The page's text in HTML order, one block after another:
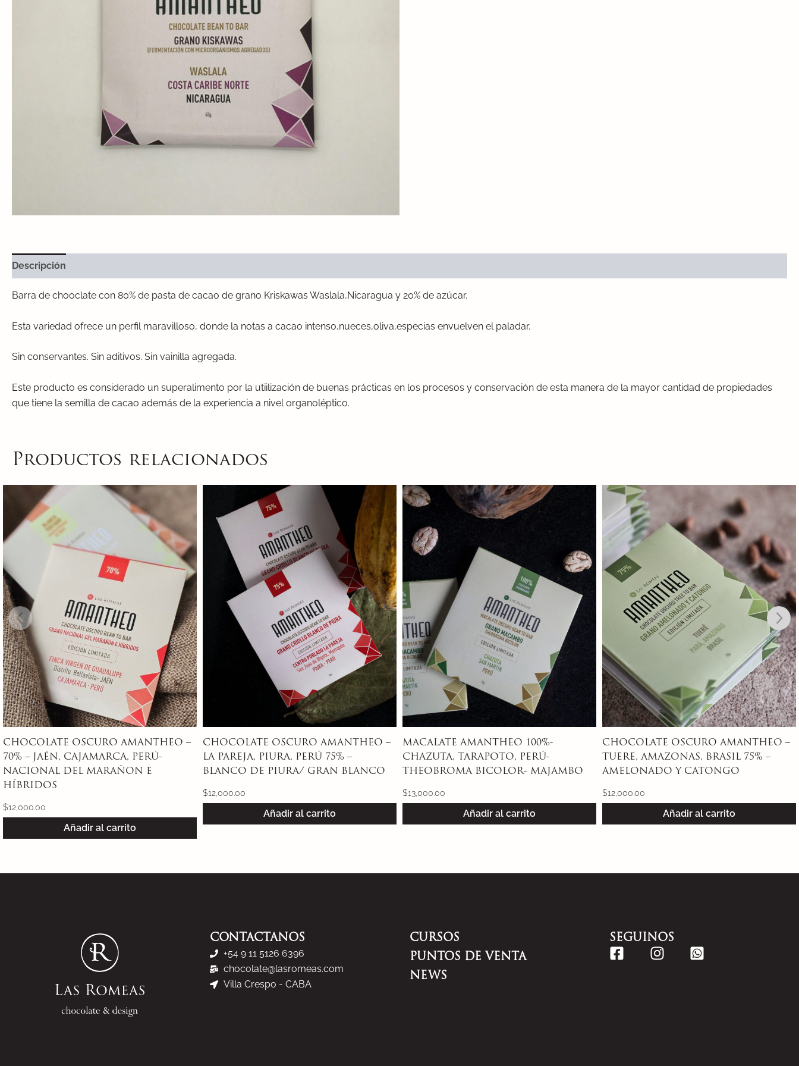
Descripción
Barra de chooclate con 80% de pasta de cacao de grano Kriskawas Waslala,Nicaragua y 20% de azúcar.
Esta variedad ofrece un perfil maravilloso, donde la notas a cacao intenso,nueces,oliva,especias envuelven el paladar.
Sin conservantes. Sin aditivos. Sin vainilla agregada.
Este producto es considerado un superalimento por la utiilización de buenas prácticas en los procesos y conservación de esta manera de la mayor cantidad de propiedades
que tiene la semilla de cacao además de la experiencia a nivel organoléptico.
Productos relacionados
CHOCOLATE OSCURO AMANTHEO –
LA PAREJA, PIURA, PERÚ 75% –
BLANCO DE PIURA/ GRAN BLANCO
MACALATE AMANTHEO 100%-
CHAZUTA, TARAPOTO, PERÚ-
THEOBROMA BICOLOR- MAJAMBO
$13,000.00
Añadir al carrito
CHOCOLATE OSCURO AMANTHEO –
TUERE, AMAZONAS, BRASIL 75% –
AMELONADO Y CATONGO
$12,000.00
Añadir al carrito
CHOCOLATE OSCURO AMANTHEO –
70% – OCUMARE, VENEZUELA- BLEND
OCUMARE Y CHUAO
$12,000.00
Añadir al carrito
CONTACTANOS
+54 9 11 5126 6396
chocolate@lasromeas.com
Villa Crespo - CABA
CURSOS
PUNTOS DE VENTA
NEWS
SEGUINOS